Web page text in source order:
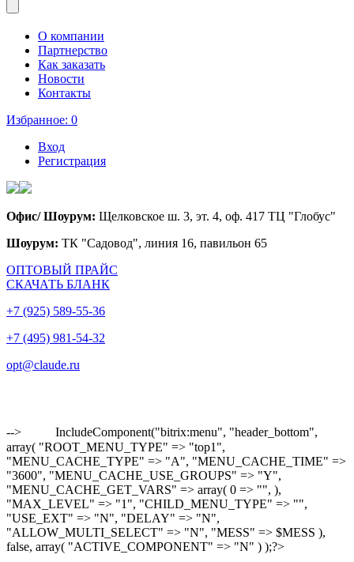
О компании
Партнерство
Как заказать
Новости
Контакты
Избранное: 0
Вход
Регистрация
Офис/ Шоурум: Щелковское ш. 3, эт. 4, оф. 417 ТЦ "Глобус"
Шоурум: ТК "Садовод", линия 16, павильон 65
ОПТОВЫЙ ПРАЙС
СКАЧАТЬ БЛАНК
+7 (925) 589-55-36
+7 (495) 981-54-32
opt@claude.ru
-->
IncludeComponent("bitrix:menu", "header_bottom",
array( "ROOT_MENU_TYPE" => "top1",
"MENU_CACHE_TYPE" => "A", "MENU_CACHE_TIME" =>
"3600", "MENU_CACHE_USE_GROUPS" => "Y",
"MENU_CACHE_GET_VARS" => array( 0 => "", ),
"MAX_LEVEL" => "1", "CHILD_MENU_TYPE" => "",
"USE_EXT" => "N", "DELAY" => "N",
"ALLOW_MULTI_SELECT" => "N", "MESS" => $MESS ),
false, array( "ACTIVE_COMPONENT" => "N" ) );?>